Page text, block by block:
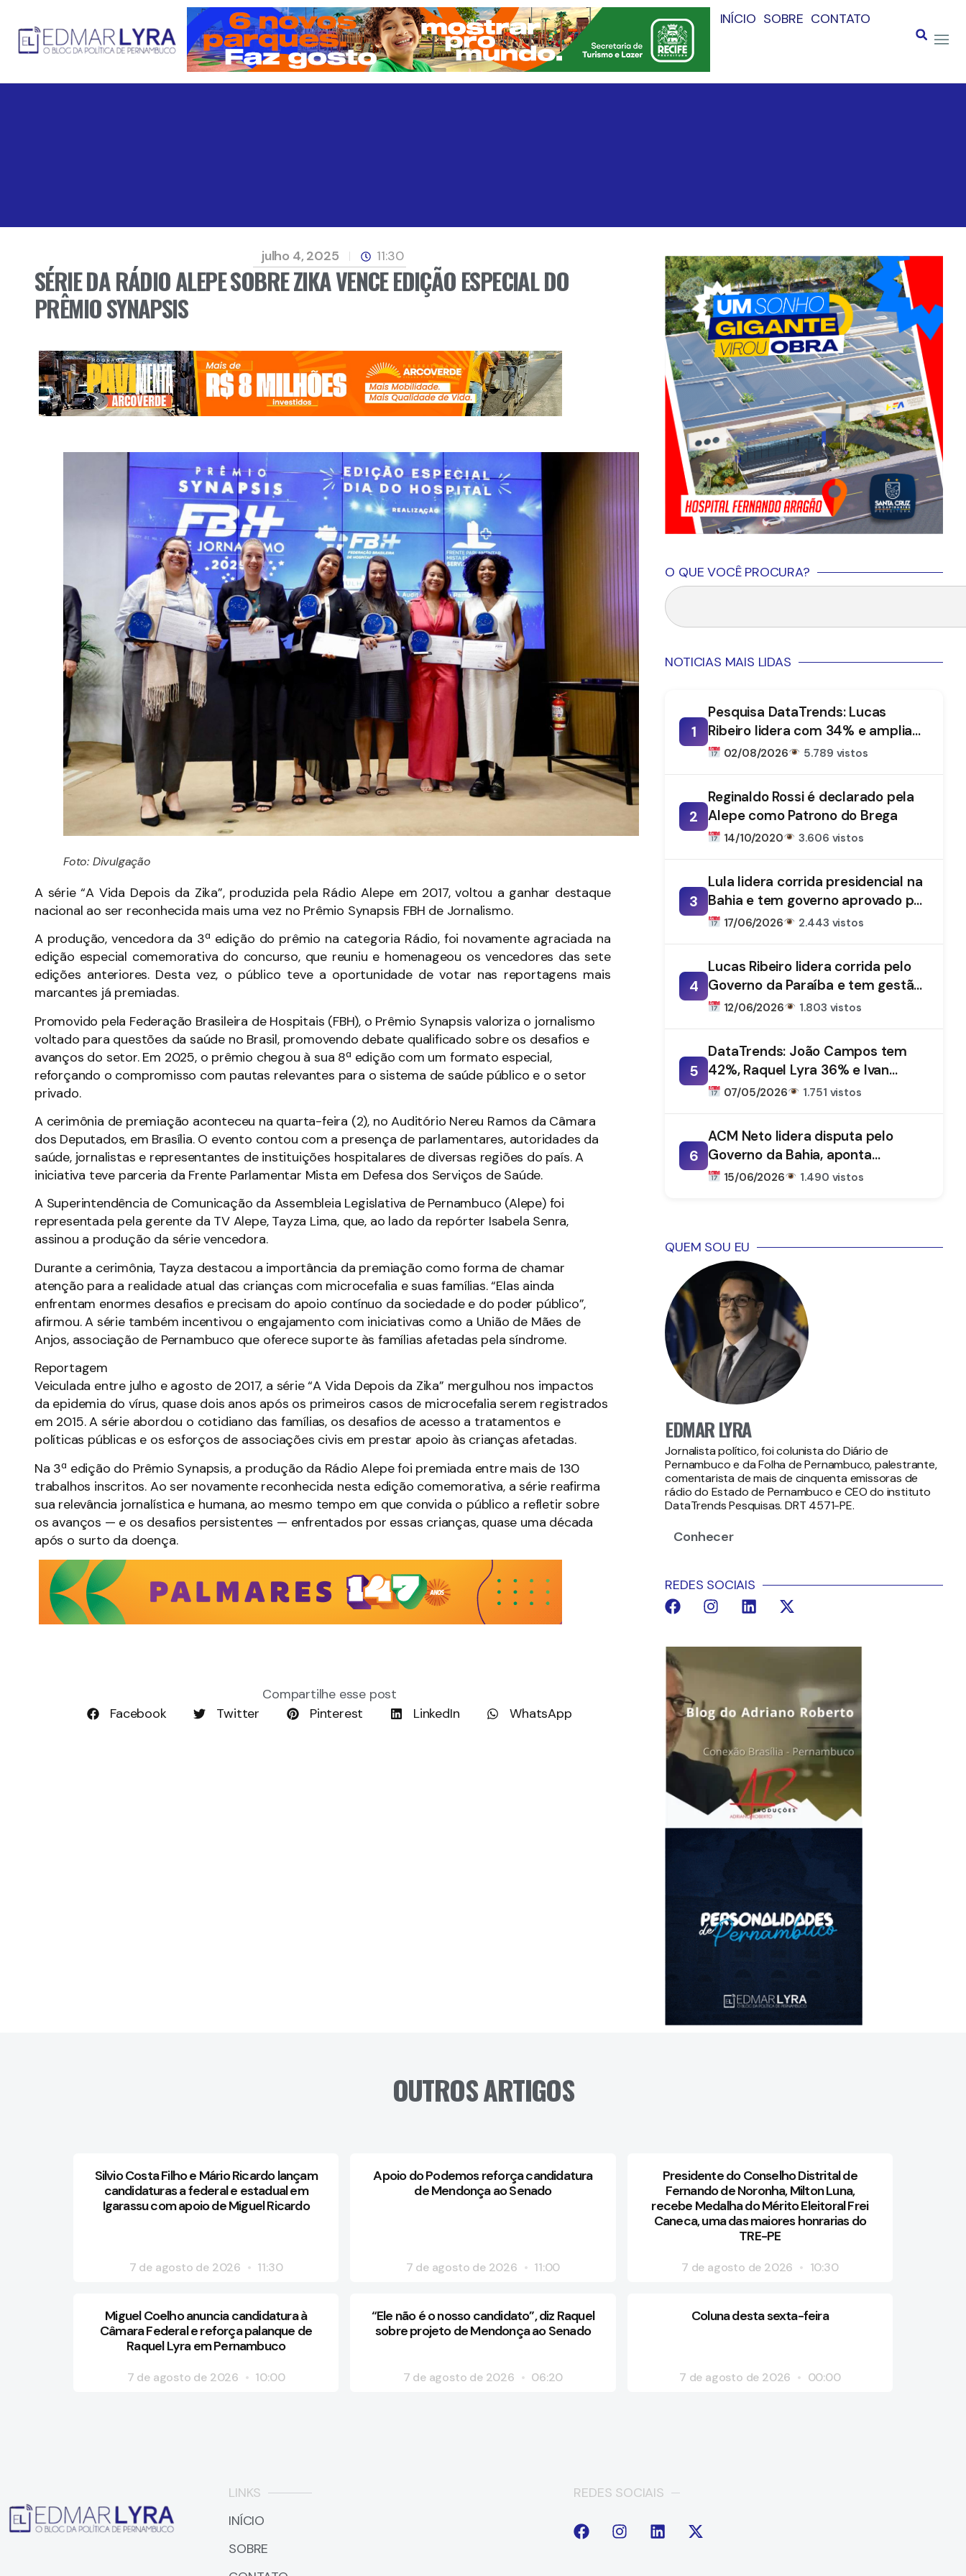
INÍCIO SOBRE CONTATO
julho 4, 2025 11:30
SÉRIE DA RÁDIO ALEPE SOBRE ZIKA VENCE EDIÇÃO ESPECIAL DO
PRÊMIO SYNAPSIS
Foto: Divulgação
A série “A Vida Depois da Zika”, produzida pela Rádio Alepe em 2017, voltou a ganhar destaque
nacional ao ser reconhecida mais uma vez no Prêmio Synapsis FBH de Jornalismo.
A produção, vencedora da 3ª edição do prêmio na categoria Rádio, foi novamente agraciada na
edição especial comemorativa do concurso, que reuniu e homenageou os vencedores das sete
edições anteriores. Desta vez, o público teve a oportunidade de votar nas reportagens mais
marcantes já premiadas.
Promovido pela Federação Brasileira de Hospitais (FBH), o Prêmio Synapsis valoriza o jornalismo
voltado para questões da saúde no Brasil, promovendo debate qualificado sobre os desafios e
avanços do setor. Em 2025, o prêmio chegou à sua 8ª edição com um formato especial,
reforçando o compromisso com pautas relevantes para o sistema de saúde público e o setor
privado.
A cerimônia de premiação aconteceu na quarta-feira (2), no Auditório Nereu Ramos da Câmara
dos Deputados, em Brasília. O evento contou com a presença de parlamentares, autoridades da
saúde, jornalistas e representantes de instituições hospitalares de diversas regiões do país. A
iniciativa teve parceria da Frente Parlamentar Mista em Defesa dos Serviços de Saúde.
A Superintendência de Comunicação da Assembleia Legislativa de Pernambuco (Alepe) foi
representada pela gerente da TV Alepe, Tayza Lima, que, ao lado da repórter Isabela Senra,
assinou a produção da série vencedora.
Durante a cerimônia, Tayza destacou a importância da premiação como forma de chamar
atenção para a realidade atual das crianças com microcefalia e suas famílias. “Elas ainda
enfrentam enormes desafios e precisam do apoio contínuo da sociedade e do poder público”,
afirmou. A série também incentivou o engajamento com iniciativas como a União de Mães de
Anjos, associação de Pernambuco que oferece suporte às famílias afetadas pela síndrome.
Reportagem
Veiculada entre julho e agosto de 2017, a série “A Vida Depois da Zika” mergulhou nos impactos
da epidemia do vírus, quase dois anos após os primeiros casos de microcefalia serem registrados
em 2015. A série abordou o cotidiano das famílias, os desafios de acesso a tratamentos e
políticas públicas e os esforços de associações civis em prestar apoio às crianças afetadas.
Na 3ª edição do Prêmio Synapsis, a produção da Rádio Alepe foi premiada entre mais de 130
trabalhos inscritos. Ao ser novamente reconhecida nesta edição comemorativa, a série reafirma
sua relevância jornalística e humana, ao mesmo tempo em que convida o público a refletir sobre
os avanços — e os desafios persistentes — enfrentados por essas crianças, quase uma década
após o surto da doença.
Compartilhe esse post
Facebook
Twitter Pinterest LinkedIn WhatsApp
O QUE VOCÊ PROCURA?
NOTICIAS MAIS LIDAS
1
Pesquisa DataTrends: Lucas
Ribeiro lidera com 34% e amplia
vantagem na disputa pelo
02/08/2026 5.789 vistos
2
Reginaldo Rossi é declarado pela
Alepe como Patrono do Brega
14/10/2020 3.606 vistos
3
Lula lidera corrida presidencial na
Bahia e tem governo aprovado por
61%, aponta DataTrends
17/06/2026 2.443 vistos
4
Lucas Ribeiro lidera corrida pelo
Governo da Paraíba e tem gestão
aprovada por 66%, aponta
12/06/2026 1.803 vistos
5
DataTrends: João Campos tem
42%, Raquel Lyra 36% e Ivan
Moraes 1%
07/05/2026 1.751 vistos
6
ACM Neto lidera disputa pelo
Governo da Bahia, aponta
DataTrends
15/06/2026 1.490 vistos
QUEM SOU EU
EDMAR LYRA
Jornalista político, foi colunista do Diário de
Pernambuco e da Folha de Pernambuco, palestrante,
comentarista de mais de cinquenta emissoras de
rádio do Estado de Pernambuco e CEO do instituto
DataTrends Pesquisas. DRT 4571-PE.
Conhecer
REDES SOCIAIS
OUTROS ARTIGOS
Silvio Costa Filho e Mário Ricardo lançam
candidaturas a federal e estadual em
Igarassu com apoio de Miguel Ricardo
7 de agosto de 2026 11:30
Apoio do Podemos reforça candidatura
de Mendonça ao Senado
7 de agosto de 2026 11:00
Presidente do Conselho Distrital de
Fernando de Noronha, Milton Luna,
recebe Medalha do Mérito Eleitoral Frei
Caneca, uma das maiores honrarias do
TRE-PE
7 de agosto de 2026 10:30
Miguel Coelho anuncia candidatura à
Câmara Federal e reforça palanque de
Raquel Lyra em Pernambuco
7 de agosto de 2026 10:00
“Ele não é o nosso candidato”, diz Raquel
sobre projeto de Mendonça ao Senado
7 de agosto de 2026 06:20
Coluna desta sexta-feira
7 de agosto de 2026 00:00
LINKS
INÍCIO
SOBRE
REDES SOCIAIS